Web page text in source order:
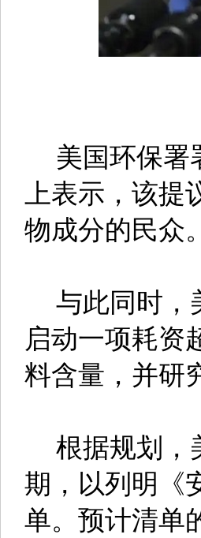
美国环保署
上表示，该提
物成分的民众。
与此同时，
启动一项耗资
料含量，并研
根据规划，
期，以列明《
单。预计清单